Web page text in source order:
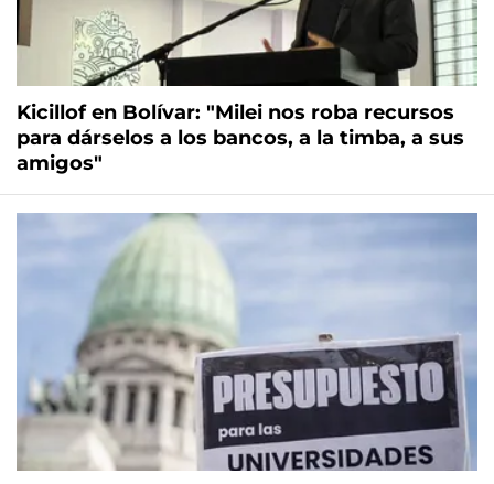
Kicillof en Bolívar: "Milei nos roba recursos
para dárselos a los bancos, a la timba, a sus
amigos"